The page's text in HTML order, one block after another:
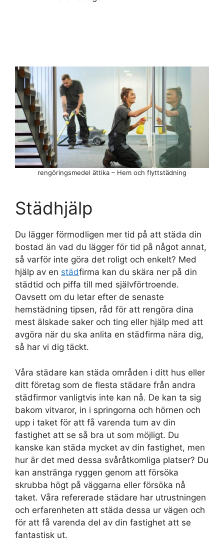
Städhjälp
Du lägger förmodligen mer tid på att städa din
bostad än vad du lägger för tid på något annat,
så varför inte göra det roligt och enkelt? Med
hjälp av en städfirma kan du skära ner på din
städtid och piffa till med självförtroende.
Oavsett om du letar efter de senaste
hemstädning tipsen, råd för att rengöra dina
mest älskade saker och ting eller hjälp med att
avgöra när du ska anlita en städfirma nära dig,
så har vi dig täckt.
Våra städare kan städa områden i ditt hus eller
ditt företag som de flesta städare från andra
städfirmor vanligtvis inte kan nå. De kan ta sig
bakom vitvaror, in i springorna och hörnen och
upp i taket för att få varenda tum av din
fastighet att se så bra ut som möjligt. Du
kanske kan städa mycket av din fastighet, men
hur är det med dessa svåråtkomliga platser? Du
kan anstränga ryggen genom att försöka
skrubba högt på väggarna eller försöka nå
taket. Våra refererade städare har utrustningen
och erfarenheten att städa dessa ur vägen och
för att få varenda del av din fastighet att se
fantastisk ut.
rengöringsmedel ättika – Hem och flyttstädning